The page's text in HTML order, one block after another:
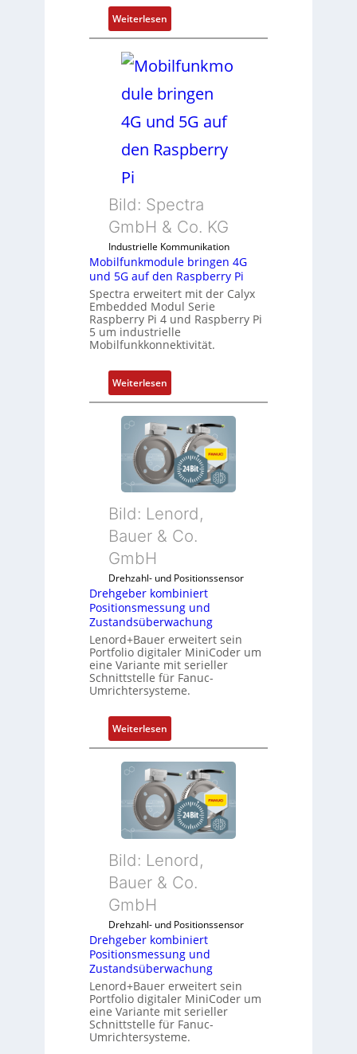
e
n
t
m
i
S
e
a
l
e
m
b
r
a
n
n
Weiterlesen:
1
-
o
l
-
d
u
s
t
r
e
-
P
C
l
ä
s
s
t
s
i
f
l
b
e
l
f
ü
r
i
e
n
w
e
n
d
u
g
o
n
f
i
g
u
r
i
Bild: Spectra
GmbH & Co. KG
Industrielle Kommunikation
Mobilfunkmodule bringen 4G
und 5G auf den Raspberry Pi
Spectra erweitert mit der Calyx
Embedded Modul Serie
Raspberry Pi 4 und Raspberry Pi
5 um industrielle
Mobilfunkkonnektivität.
Weiterlesen:
M
o
b
i
f
n
d
u
l
b
r
i
g
e
n
G
u
n
G
a
e
n
R
a
s
p
Bild: Lenord,
Bauer & Co.
GmbH
Drehzahl- und Positionssensor
Drehgeber kombiniert
Positionsmessung und
Zustandsüberwachung
Lenord+Bauer erweitert sein
Portfolio digitaler MiniCoder um
eine Variante mit serieller
Schnittstelle für Fanuc-
Umrichtersysteme.
Weiterlesen:
D
r
e
h
g
e
e
m
b
i
i
e
r
t
Bild: Lenord,
Bauer & Co.
GmbH
Drehzahl- und Positionssensor
Drehgeber kombiniert
Positionsmessung und
Zustandsüberwachung
Lenord+Bauer erweitert sein
Portfolio digitaler MiniCoder um
eine Variante mit serieller
Schnittstelle für Fanuc-
Umrichtersysteme.